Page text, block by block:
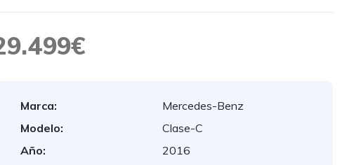
Marca:
Mercedes-Benz
Modelo:
Clase-C
Año:
2016